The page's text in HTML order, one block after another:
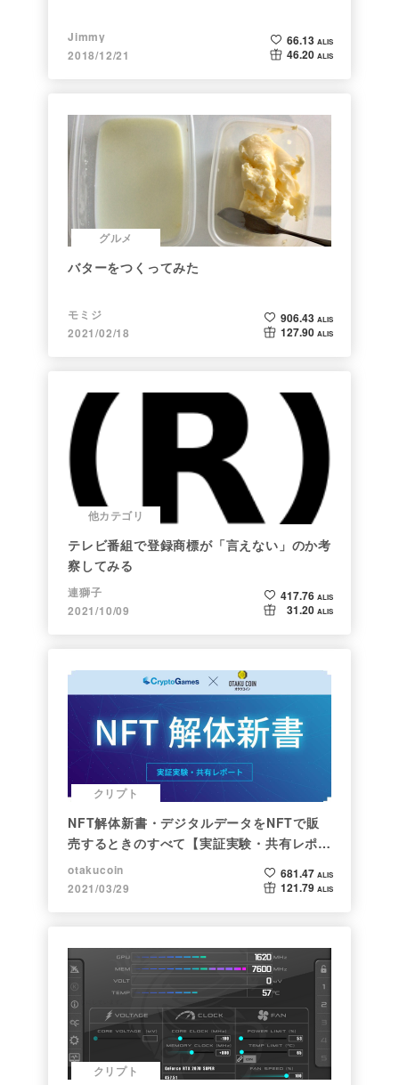
Jimmy
2018/12/21
66.13 ALIS
46.20 ALIS
グルメ
バターをつくってみた
モミジ
2021/02/18
906.43 ALIS
127.90 ALIS
他カテゴリ
テレビ番組で登録商標が「言えない」のか考
察してみる
連獅子
2021/10/09
417.76 ALIS
31.20 ALIS
クリプト
NFT解体新書・デジタルデータをNFTで販
売するときのすべて【実証実験・共有レポー
ト】
otakucoin
2021/03/29
681.47 ALIS
121.79 ALIS
クリプト